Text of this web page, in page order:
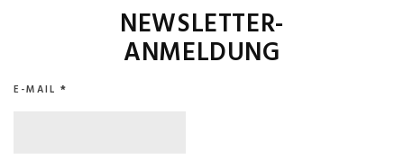
NEWSLETTER-
ANMELDUNG
E-MAIL *